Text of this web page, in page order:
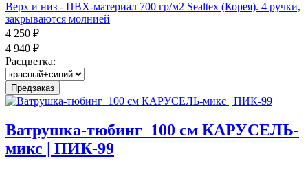
Верх и низ - ПВХ-материал 700 гр/м2 Sealtex (Корея). 4 ручки,
закрываются молнией
4 250 ₽
4 940 ₽
Расцветка:
Предзаказ
Ватрушка-тюбинг_100 см КАРУСЕЛЬ-
микс | ПИК-99